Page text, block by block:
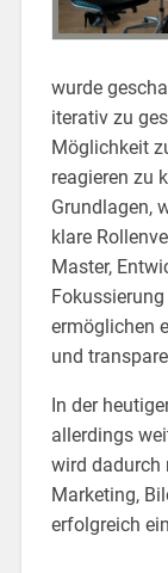
wurde
iterativ zu
Möglichkeit
reagieren zu
Grundlagen,
klare
Master,
ermöglichen
und
In der
allerdings
wird dadurch
Marketing,
erfolgreich